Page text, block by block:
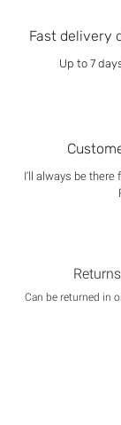
Fast delivery
Up to 7
I'll always be there
Can be returned in